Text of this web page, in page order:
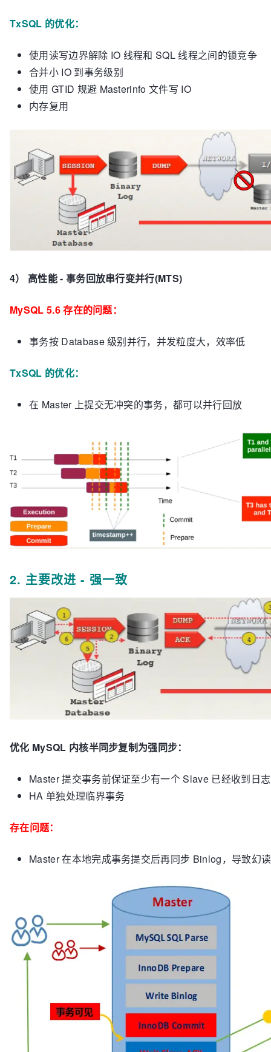
TxSQL 的优化：
使用读写边界解除 IO 线程和 SQL 线程之间的锁竞争
合并小 IO 到事务级别
使用 GTID 规避 Masterinfo 文件写 IO
内存复用
4） 高性能 - 事务回放串行变并行(MTS)
MySQL 5.6 存在的问题：
事务按 Database 级别并行，并发粒度大，效率低
TxSQL 的优化：
在 Master 上提交无冲突的事务，都可以并行回放
2. 主要改进 - 强一致
优化 MySQL 内核半同步复制为强同步：
Master 提交事务前保证至少有一个 Slave 已经收到日志
HA 单独处理临界事务
存在问题：
Master 在本地完成事务提交后再同步 Binlog，导致幻读